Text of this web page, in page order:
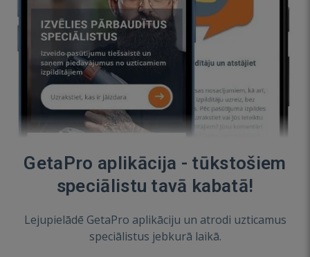
GetaPro aplikācija - tūkstošiem
speciālistu tavā kabatā!
Lejupielādē GetaPro aplikāciju un atrodi uzticamus
speciālistus jebkurā laikā.